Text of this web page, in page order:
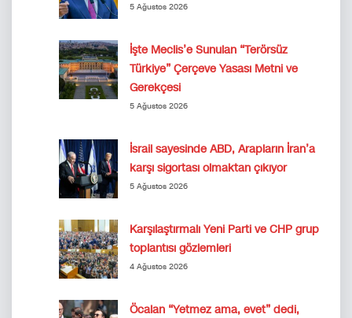
5 Ağustos 2026
İşte Meclis’e Sunulan “Terörsüz
Türkiye” Çerçeve Yasası Metni ve
Gerekçesi
5 Ağustos 2026
İsrail sayesinde ABD, Arapların İran’a
karşı sigortası olmaktan çıkıyor
5 Ağustos 2026
Karşılaştırmalı Yeni Parti ve CHP grup
toplantısı gözlemleri
4 Ağustos 2026
Öcalan “Yetmez ama, evet” dedi,